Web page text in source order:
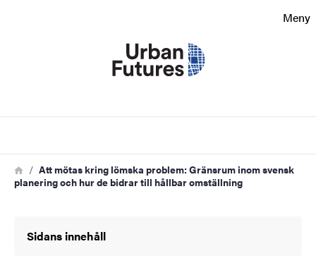
Meny
Länkstig
HemAtt mötas kring lömska problem: Gränsrum inom svensk
planering och hur de bidrar till hållbar omställning
Sidans innehåll